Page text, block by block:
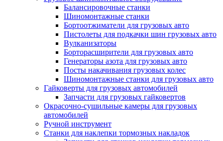
Балансировочные станки
Шиномонтажные станки
Бортоотжиматели для грузовых авто
Пистолеты для подкачки шин грузовых авто
Вулканизаторы
Борторасширители для грузовых авто
Генераторы азота для грузовых авто
Посты накачивания грузовых колес
Шиномонтажные станки для грузовых авто
Гайковерты для грузовых автомобилей
Запчасти для грузовых гайковертов
Окрасочно-сушильные камеры для грузовых
автомобилей
Ручной инструмент
Станки для наклепки тормозных накладок